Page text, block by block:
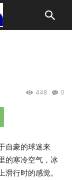
0
448
自豪的球迷来
的寒冷空气，冰
行时的感觉。